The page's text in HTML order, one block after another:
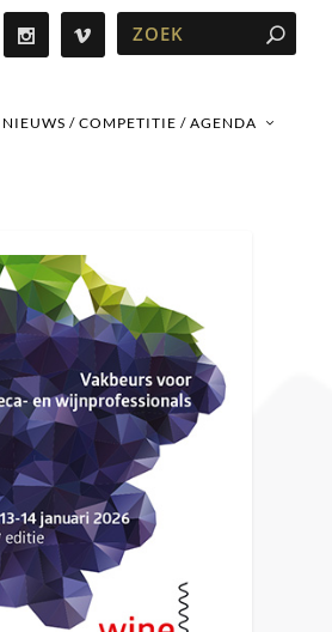
NIEUWS / COMPETITIE / AGENDA